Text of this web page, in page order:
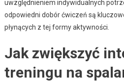
uwzględnieniem indywidualnych
odpowiedni dobór ćwiczeń są
płynących z tej formy aktywności.
Jak zwiększyć
treningu na